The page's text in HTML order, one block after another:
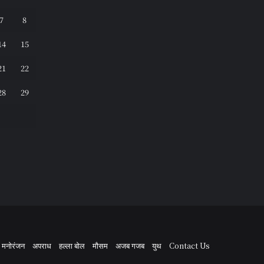
7 8
15
22
29
मनोरंजन अपराध हल्ला बोल मौसम अजब गजब युथ Contact Us